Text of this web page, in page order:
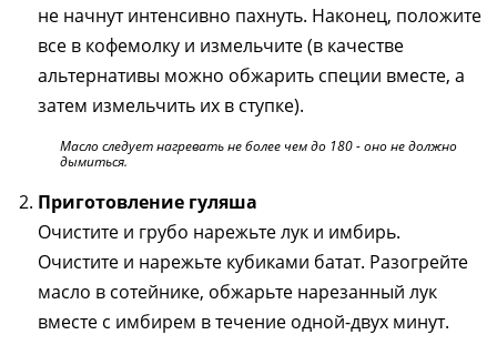
не начнут интенсивно пахнуть. Наконец, положите
все в кофемолку и измельчите (в качестве
альтернативы можно обжарить специи вместе, а
затем измельчить их в ступке).
Масло следует нагревать не более чем до 180 - оно не должно
дымиться.
Приготовление гуляша
Очистите и грубо нарежьте лук и имбирь.
Очистите и нарежьте кубиками батат. Разогрейте
масло в сотейнике, обжарьте нарезанный лук
вместе с имбирем в течение одной-двух минут.